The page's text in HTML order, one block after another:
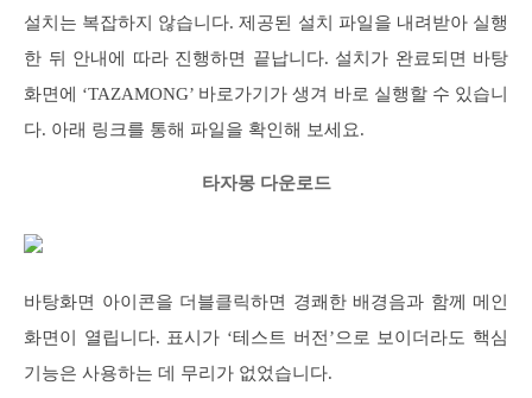
설치는 복잡하지 않습니다. 제공된 설치 파일을 내려받아 실행
한 뒤 안내에 따라 진행하면 끝납니다. 설치가 완료되면 바탕
화면에 ‘TAZAMONG’ 바로가기가 생겨 바로 실행할 수 있습니
다. 아래 링크를 통해 파일을 확인해 보세요.
타자몽 다운로드
바탕화면 아이콘을 더블클릭하면 경쾌한 배경음과 함께 메인
화면이 열립니다. 표시가 ‘테스트 버전’으로 보이더라도 핵심
기능은 사용하는 데 무리가 없었습니다.